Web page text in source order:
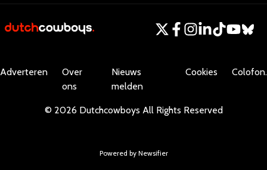
Adverteren
Over
ons
Nieuws
melden
Cookies Colofon.
© 2026 Dutchcowboys All Rights Reserved
Powered by Newsifier